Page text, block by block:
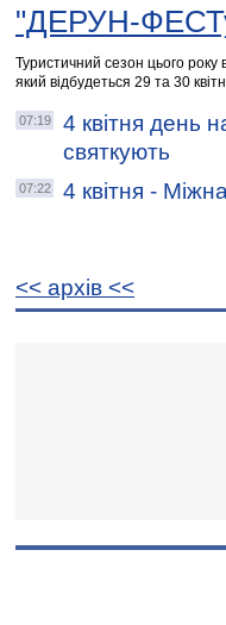
"ДЕРУН-
Туристичний сезон цього року
який відбудеться 29 та 30
07:19
4 квітня день
святкують
07:22
4 квітня -
<< архiв <<